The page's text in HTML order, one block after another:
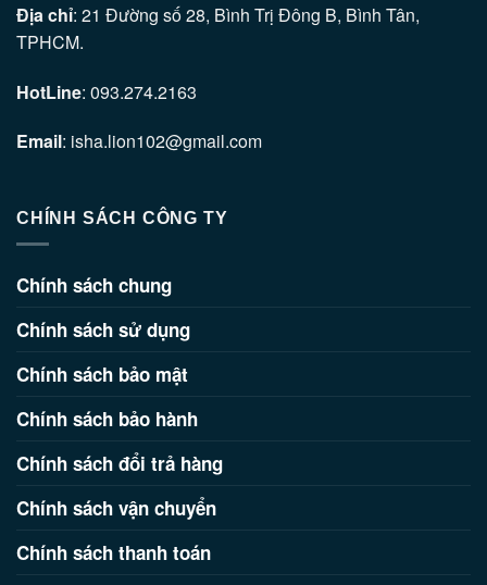
Địa chỉ: 21 Đường số 28, Bình Trị Đông B, Bình Tân,
TPHCM.
HotLine: 093.274.2163
Email: isha.lion102@gmail.com
CHÍNH SÁCH CÔNG TY
Chính sách chung
Chính sách sử dụng
Chính sách bảo mật
Chính sách bảo hành
Chính sách đổi trả hàng
Chính sách vận chuyển
Chính sách thanh toán